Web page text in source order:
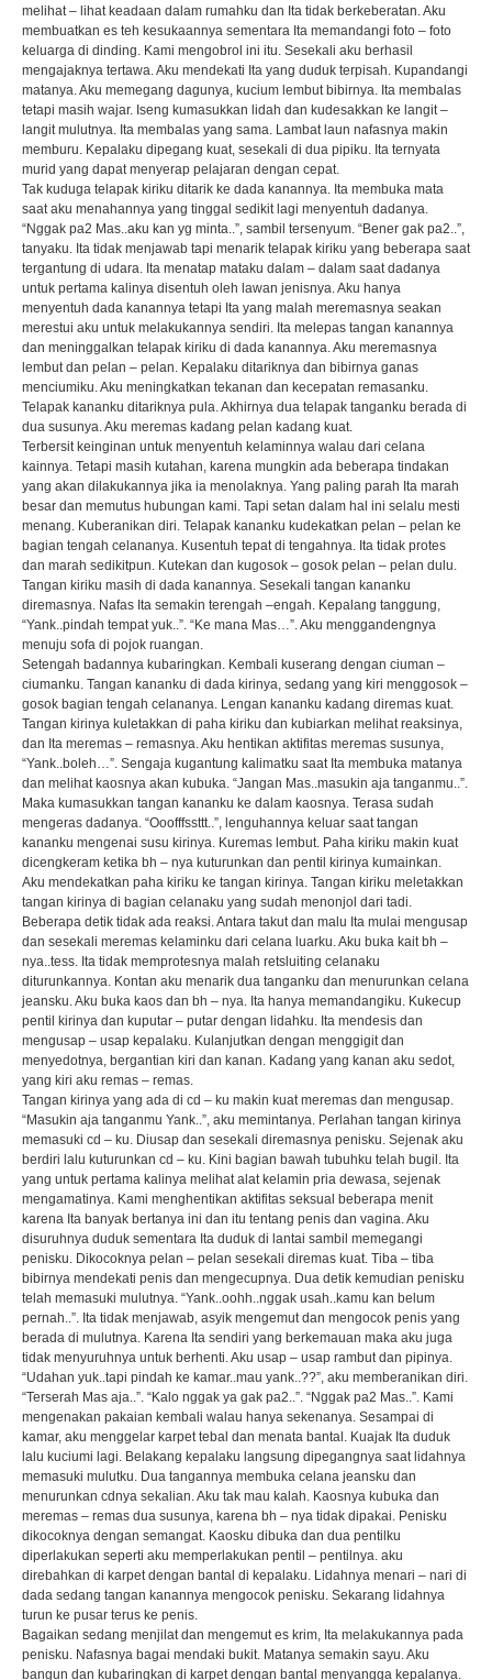
melihat – lihat keadaan dalam rumahku dan Ita tidak berkeberatan. Aku
membuatkan es teh kesukaannya sementara Ita memandangi foto – foto
keluarga di dinding. Kami mengobrol ini itu. Sesekali aku berhasil
mengajaknya tertawa. Aku mendekati Ita yang duduk terpisah. Kupandangi
matanya. Aku memegang dagunya, kucium lembut bibirnya. Ita membalas
tetapi masih wajar. Iseng kumasukkan lidah dan kudesakkan ke langit –
langit mulutnya. Ita membalas yang sama. Lambat laun nafasnya makin
memburu. Kepalaku dipegang kuat, sesekali di dua pipiku. Ita ternyata
murid yang dapat menyerap pelajaran dengan cepat.
Tak kuduga telapak kiriku ditarik ke dada kanannya. Ita membuka mata
saat aku menahannya yang tinggal sedikit lagi menyentuh dadanya.
“Nggak pa2 Mas..aku kan yg minta..”, sambil tersenyum. “Bener gak pa2..”,
tanyaku. Ita tidak menjawab tapi menarik telapak kiriku yang beberapa saat
tergantung di udara. Ita menatap mataku dalam – dalam saat dadanya
untuk pertama kalinya disentuh oleh lawan jenisnya. Aku hanya
menyentuh dada kanannya tetapi Ita yang malah meremasnya seakan
merestui aku untuk melakukannya sendiri. Ita melepas tangan kanannya
dan meninggalkan telapak kiriku di dada kanannya. Aku meremasnya
lembut dan pelan – pelan. Kepalaku ditariknya dan bibirnya ganas
menciumiku. Aku meningkatkan tekanan dan kecepatan remasanku.
Telapak kananku ditariknya pula. Akhirnya dua telapak tanganku berada di
dua susunya. Aku meremas kadang pelan kadang kuat.
Terbersit keinginan untuk menyentuh kelaminnya walau dari celana
kainnya. Tetapi masih kutahan, karena mungkin ada beberapa tindakan
yang akan dilakukannya jika ia menolaknya. Yang paling parah Ita marah
besar dan memutus hubungan kami. Tapi setan dalam hal ini selalu mesti
menang. Kuberanikan diri. Telapak kananku kudekatkan pelan – pelan ke
bagian tengah celananya. Kusentuh tepat di tengahnya. Ita tidak protes
dan marah sedikitpun. Kutekan dan kugosok – gosok pelan – pelan dulu.
Tangan kiriku masih di dada kanannya. Sesekali tangan kananku
diremasnya. Nafas Ita semakin terengah –engah. Kepalang tanggung,
“Yank..pindah tempat yuk..”. “Ke mana Mas…”. Aku menggandengnya
menuju sofa di pojok ruangan.
Setengah badannya kubaringkan. Kembali kuserang dengan ciuman –
ciumanku. Tangan kananku di dada kirinya, sedang yang kiri menggosok –
gosok bagian tengah celananya. Lengan kananku kadang diremas kuat.
Tangan kirinya kuletakkan di paha kiriku dan kubiarkan melihat reaksinya,
dan Ita meremas – remasnya. Aku hentikan aktifitas meremas susunya,
“Yank..boleh…”. Sengaja kugantung kalimatku saat Ita membuka matanya
dan melihat kaosnya akan kubuka. “Jangan Mas..masukin aja tanganmu..”.
Maka kumasukkan tangan kananku ke dalam kaosnya. Terasa sudah
mengeras dadanya. “Ooofffssttt..”, lenguhannya keluar saat tangan
kananku mengenai susu kirinya. Kuremas lembut. Paha kiriku makin kuat
dicengkeram ketika bh – nya kuturunkan dan pentil kirinya kumainkan.
Aku mendekatkan paha kiriku ke tangan kirinya. Tangan kiriku meletakkan
tangan kirinya di bagian celanaku yang sudah menonjol dari tadi.
Beberapa detik tidak ada reaksi. Antara takut dan malu Ita mulai mengusap
dan sesekali meremas kelaminku dari celana luarku. Aku buka kait bh –
nya..tess. Ita tidak memprotesnya malah retsluiting celanaku
diturunkannya. Kontan aku menarik dua tanganku dan menurunkan celana
jeansku. Aku buka kaos dan bh – nya. Ita hanya memandangiku. Kukecup
pentil kirinya dan kuputar – putar dengan lidahku. Ita mendesis dan
mengusap – usap kepalaku. Kulanjutkan dengan menggigit dan
menyedotnya, bergantian kiri dan kanan. Kadang yang kanan aku sedot,
yang kiri aku remas – remas.
Tangan kirinya yang ada di cd – ku makin kuat meremas dan mengusap.
“Masukin aja tanganmu Yank..”, aku memintanya. Perlahan tangan kirinya
memasuki cd – ku. Diusap dan sesekali diremasnya penisku. Sejenak aku
berdiri lalu kuturunkan cd – ku. Kini bagian bawah tubuhku telah bugil. Ita
yang untuk pertama kalinya melihat alat kelamin pria dewasa, sejenak
mengamatinya. Kami menghentikan aktifitas seksual beberapa menit
karena Ita banyak bertanya ini dan itu tentang penis dan vagina. Aku
disuruhnya duduk sementara Ita duduk di lantai sambil memegangi
penisku. Dikocoknya pelan – pelan sesekali diremas kuat. Tiba – tiba
bibirnya mendekati penis dan mengecupnya. Dua detik kemudian penisku
telah memasuki mulutnya. “Yank..oohh..nggak usah..kamu kan belum
pernah..”. Ita tidak menjawab, asyik mengemut dan mengocok penis yang
berada di mulutnya. Karena Ita sendiri yang berkemauan maka aku juga
tidak menyuruhnya untuk berhenti. Aku usap – usap rambut dan pipinya.
“Udahan yuk..tapi pindah ke kamar..mau yank..??”, aku memberanikan diri.
“Terserah Mas aja..”. “Kalo nggak ya gak pa2..”. “Nggak pa2 Mas..”. Kami
mengenakan pakaian kembali walau hanya sekenanya. Sesampai di
kamar, aku menggelar karpet tebal dan menata bantal. Kuajak Ita duduk
lalu kuciumi lagi. Belakang kepalaku langsung dipegangnya saat lidahnya
memasuki mulutku. Dua tangannya membuka celana jeansku dan
menurunkan cdnya sekalian. Aku tak mau kalah. Kaosnya kubuka dan
meremas – remas dua susunya, karena bh – nya tidak dipakai. Penisku
dikocoknya dengan semangat. Kaosku dibuka dan dua pentilku
diperlakukan seperti aku memperlakukan pentil – pentilnya. aku
direbahkan di karpet dengan bantal di kepalaku. Lidahnya menari – nari di
dada sedang tangan kanannya mengocok penisku. Sekarang lidahnya
turun ke pusar terus ke penis.
Bagaikan sedang menjilat dan mengemut es krim, Ita melakukannya pada
penisku. Nafasnya bagai mendaki bukit. Matanya semakin sayu. Aku
bangun dan kubaringkan di karpet dengan bantal menyangga kepalanya.